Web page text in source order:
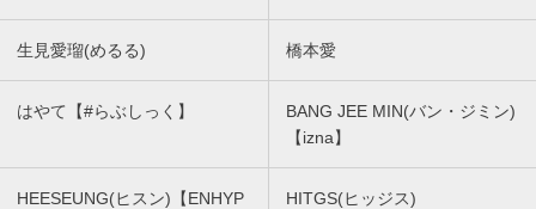
生見愛瑠(めるる) 橋本愛
はやて【#らぶしっく】
BANG JEE MIN(バン・ジミン)
【izna】
HEESEUNG(ヒスン)【ENHYP
HITGS(ヒッジス)